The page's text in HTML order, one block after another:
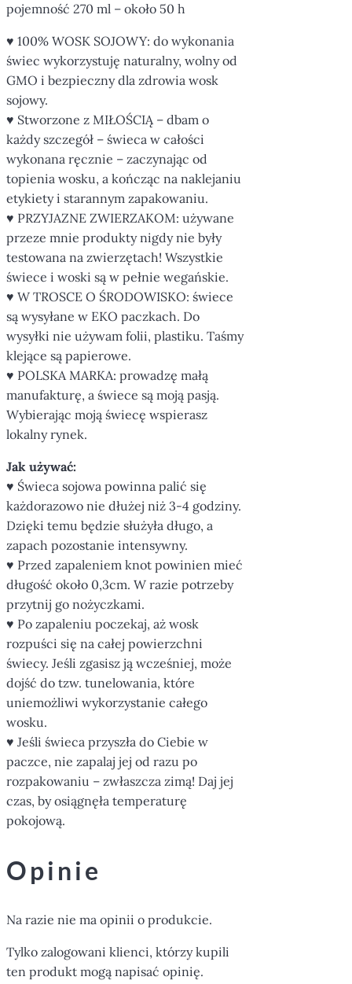
pojemność 270 ml – około 50 h
♥ 100% WOSK SOJOWY: do wykonania
świec wykorzystuję naturalny, wolny od
GMO i bezpieczny dla zdrowia wosk
sojowy.
♥ Stworzone z MIŁOŚCIĄ – dbam o
każdy szczegół – świeca w całości
wykonana ręcznie – zaczynając od
topienia wosku, a kończąc na naklejaniu
etykiety i starannym zapakowaniu.
♥ PRZYJAZNE ZWIERZAKOM: używane
przeze mnie produkty nigdy nie były
testowana na zwierzętach! Wszystkie
świece i woski są w pełnie wegańskie.
♥ W TROSCE O ŚRODOWISKO: świece
są wysyłane w EKO paczkach. Do
wysyłki nie używam folii, plastiku. Taśmy
klejące są papierowe.
♥ POLSKA MARKA: prowadzę małą
manufakturę, a świece są moją pasją.
Wybierając moją świecę wspierasz
lokalny rynek.
Jak używać:
♥ Świeca sojowa powinna palić się
każdorazowo nie dłużej niż 3-4 godziny.
Dzięki temu będzie służyła długo, a
zapach pozostanie intensywny.
♥ Przed zapaleniem knot powinien mieć
długość około 0,3cm. W razie potrzeby
przytnij go nożyczkami.
♥ Po zapaleniu poczekaj, aż wosk
rozpuści się na całej powierzchni
świecy. Jeśli zgasisz ją wcześniej, może
dojść do tzw. tunelowania, które
uniemożliwi wykorzystanie całego
wosku.
♥ Jeśli świeca przyszła do Ciebie w
paczce, nie zapalaj jej od razu po
rozpakowaniu – zwłaszcza zimą! Daj jej
czas, by osiągnęła temperaturę
pokojową.
Opinie
Na razie nie ma opinii o produkcie.
Tylko zalogowani klienci, którzy kupili
ten produkt mogą napisać opinię.